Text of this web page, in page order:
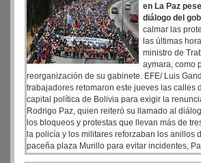
en La Paz
diálogo del
calmar las
las últimas
ministro de
aymara, como
reorganización de su gabinete. EFE/ Luis
trabajadores retomaron este jueves las calles
capital política de Bolivia para exigir la
Rodrigo Paz, quien reiteró su llamado al
los bloqueos y protestas que llevan más de
la policía y los militares reforzaban los anillos
paceña plaza Murillo para evitar incidentes,
a un nuevo ministro de Trabajo.